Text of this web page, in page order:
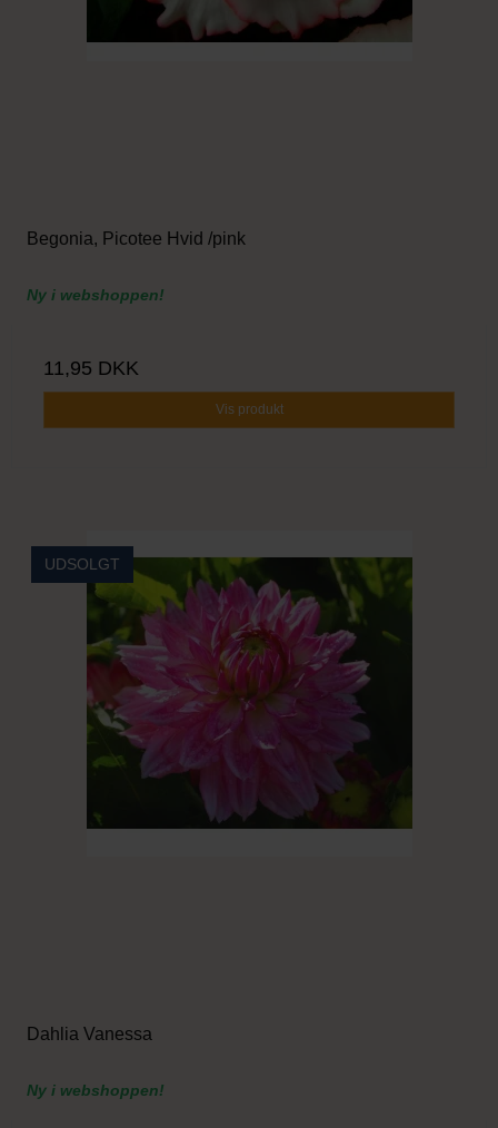
Begonia, Picotee Hvid /pink
Ny i webshoppen!
11,95 DKK
Vis produkt
UDSOLGT
Dahlia Vanessa
Ny i webshoppen!